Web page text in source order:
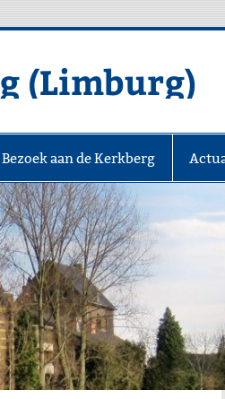
(Limburg)
Bezoek aan de Kerkberg